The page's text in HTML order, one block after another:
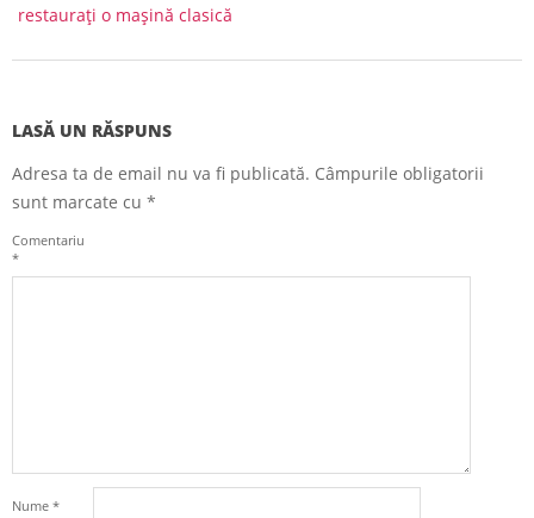
restaurați o mașină clasică
LASĂ UN RĂSPUNS
Adresa ta de email nu va fi publicată. Câmpurile obligatorii
sunt marcate cu *
Comentariu
*
Nume *